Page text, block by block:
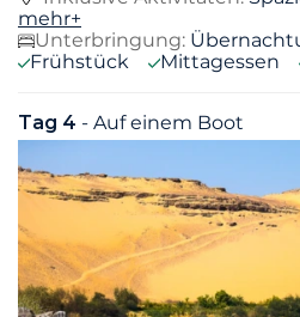
mehr+
Unterbringung:
Frühstück
Mittagessen
Tag 4 - Auf einem Boot